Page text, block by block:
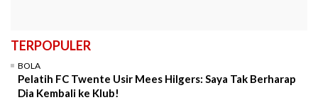
TERPOPULER
BOLA
Pelatih FC Twente Usir Mees Hilgers: Saya Tak Berharap
Dia Kembali ke Klub!